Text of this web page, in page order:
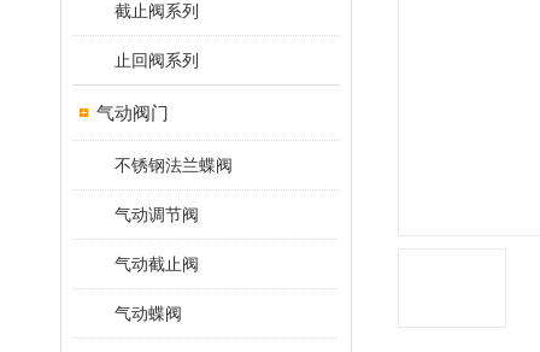
截止阀系列
止回阀系列
气动阀门
不锈钢法兰蝶阀
气动调节阀
气动截止阀
气动蝶阀